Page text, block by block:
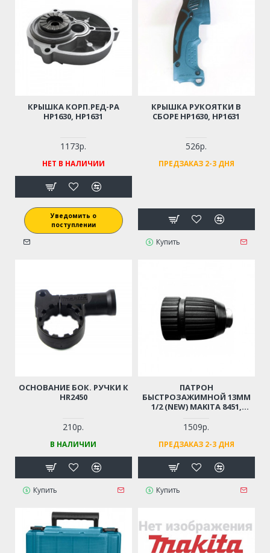
КРЫШКА КОРП.РЕД-РА
HP1630, HP1631
1173р.
НЕТ В НАЛИЧИИ
Уведомить о
поступлении
КРЫШКА РУКОЯТКИ В
СБОРЕ HP1630, HP1631
526р.
ПРЕДЗАКАЗ 2-3 ДНЯ
Купить
ОСНОВАНИЕ БОК. РУЧКИ К
HR2450
210р.
В НАЛИЧИИ
Купить
ПАТРОН
БЫСТРОЗАЖИМНОЙ 13ММ
1/2 (NEW) MAKITA 8451,
HP1641F
1509р.
ПРЕДЗАКАЗ 2-3 ДНЯ
Купить